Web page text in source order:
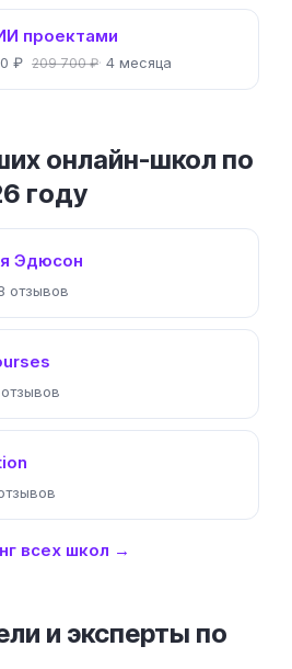
проектами
₽ 209 700 ₽ 4 месяца
онлайн-школ по
году
Эдюсон
всех школ →
и эксперты по